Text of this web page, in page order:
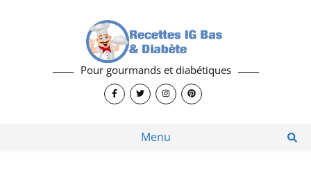
Pour gourmands et diabétiques
Menu